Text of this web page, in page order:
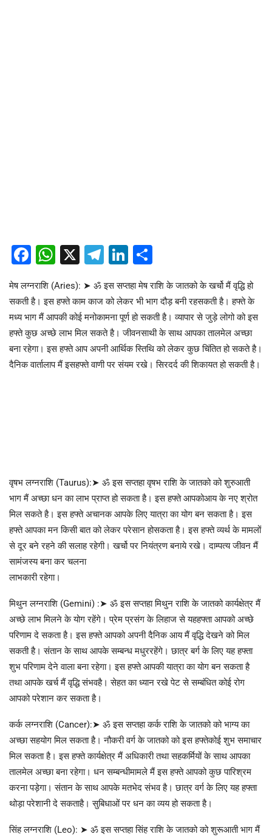
Facebook
WhatsApp
X Telegram
LinkedIn
मेष लग्नराशि (Aries): ➤ ॐ इस सप्तहा मेष राशि के जातको के खर्चो मैं वृद्धि हो
सकती है। इस हफ्ते काम काज को लेकर भी भाग दौड़ बनी रहसकती है। हफ्ते के
मध्य भाग मैं आपकी कोई मनोकामना पूर्ण हो सकती है। व्यापार से जुड़े लोगो को इस
हफ्ते कुछ अच्छे लाभ मिल सकते है। जीवनसाथी के साथ आपका तालमेल अच्छा
बना रहेगा। इस हफ्ते आप अपनी आर्थिक स्तिथि को लेकर कुछ चिंतित हो सकते है।
दैनिक वार्तालाप मैं इसहफ्ते वाणी पर संयम रखे। सिरदर्द की शिकायत हो सकती है।
वृषभ लग्नराशि (Taurus):➤ ॐ इस सप्तहा वृषभ राशि के जातको को शुरुआती
भाग मैं अच्छा धन का लाभ प्राप्त हो सकता है। इस हफ्ते आपकोआय के नए श्रोत
मिल सकते है। इस हफ्ते अचानक आपके लिए यात्रा का योग बन सकता है। इस
हफ्ते आपका मन किसी बात को लेकर परेसान होसकता है। इस हफ्ते व्यर्थ के मामलों
से दूर बने रहने की सलाह रहेगी। खर्चो पर नियंत्रण बनाये रखे। दाम्पत्य जीवन मैं
सामंजस्य बना कर चलना
लाभकारी रहेगा।
मिथुन लग्नराशि (Gemini) :➤ ॐ इस सप्तहा मिथुन राशि के जातको कार्यक्षेत्र मैं
अच्छे लाभ मिलने के योग रहेंगे। प्रेम प्रसंग के लिहाज से यहहफ्ता आपको अच्छे
परिणाम दे सकता है। इस हफ्ते आपको अपनी दैनिक आय मैं वृद्धि देखने को मिल
सकती है। संतान के साथ आपके सम्बन्ध मधुररहेंगे। छात्र बर्ग के लिए यह हफ्ता
शुभ परिणाम देने वाला बना रहेगा। इस हफ्ते आपकी यात्रा का योग बन सकता है
तथा आपके खर्च मैं वृद्धि संभवहै। सेहत का ध्यान रखे पेट से सम्बंधित कोई रोग
आपको परेशान कर सकता है।
कर्क लग्नराशि (Cancer):➤ ॐ इस सप्तहा कर्क राशि के जातको को भाग्य का
अच्छा सहयोग मिल सकता है। नौकरी वर्ग के जातको को इस हफ्तेकोई शुभ समाचार
मिल सकता है। इस हफ्ते कार्यक्षेत्र मैं अधिकारी तथा सहकर्मियों के साथ आपका
तालमेल अच्छा बना रहेगा। धन सम्बन्धीमामले मैं इस हफ्ते आपको कुछ पारिश्रम
करना पड़ेगा। संतान के साथ आपके मतभेद संभव है। छात्र वर्ग के लिए यह हफ्ता
थोड़ा परेशानी दे सकताहै। सुबिधाओं पर धन का व्यय हो सकता है।
सिंह लग्नराशि (Leo): ➤ ॐ इस सप्तहा सिंह राशि के जातको को शुरूआती भाग मैं